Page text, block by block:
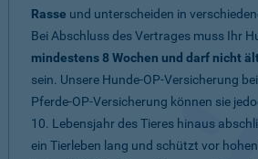
Rasse und unterscheiden in
Bei Abschluss des Vertrages muss Ihr
mindestens 8 Wochen und darf nicht
sein. Unsere Hunde-OP-Versicherung
Pferde-OP-Versicherung können sie
10. Lebensjahr des Tieres hinaus
ein Tierleben lang und schützt vor